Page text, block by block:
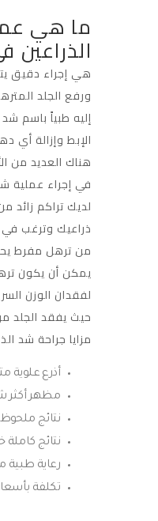
ما هي
الذراعين
هي إجراء دقيق
ورفع الجلد
إليه طبياً باسم
الإبط وإزالة أي
هناك العديد من
في إجراء عملية
لديك تراكم
ذراعيك وترغب في
من ترهل مفرط
يمكن أن يكون
لفقدان الوزن
حيث يفقد الجلد
مزايا جراحة شد
أذرع علوية
مظهر أكثر
نتائج
نتائج كاملة خلال 3-4
رعاية طبية
تكلفة